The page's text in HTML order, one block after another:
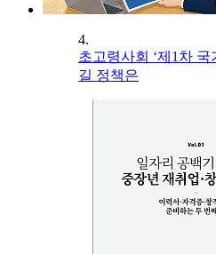
4.
초고령사회 ‘제1차
길 정책은